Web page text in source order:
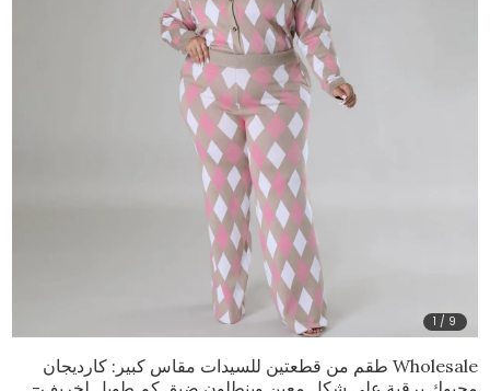
1 / 9
Wholesale طقم من قطعتين للسيدات مقاس كبير: كارديجان